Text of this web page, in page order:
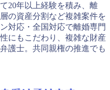
20年以上経験を積み、離
の資産分割など複雑案件を
対応・全国対応で離婚専門
にもこだわり、複雑な財産
護士。共同親権の推進でも